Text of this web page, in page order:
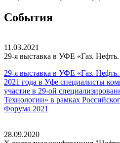
События
11.03.2021
29-я выставка в УФЕ «Газ.
29-я выставка в УФЕ «Газ.
2021 года в Уфе cпециалисты
участие в 29-ой
Технологии» в рамках
Форума 2021
28.09.2020